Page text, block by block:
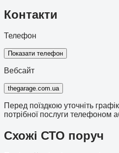
Контакти
Телефон
Показати телефон
Вебсайт
thegarage.com.ua
Перед поїздкою уточніть
потрібної послуги телефоном
Схожі СТО поруч